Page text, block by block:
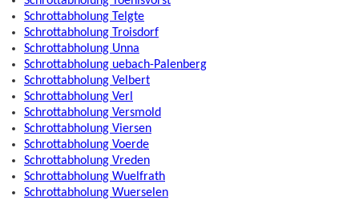
Schrottabholung Telgte
Schrottabholung Troisdorf
Schrottabholung Unna
Schrottabholung uebach-Palenberg
Schrottabholung Velbert
Schrottabholung Verl
Schrottabholung Versmold
Schrottabholung Viersen
Schrottabholung Voerde
Schrottabholung Vreden
Schrottabholung Wuelfrath
Schrottabholung Wuerselen